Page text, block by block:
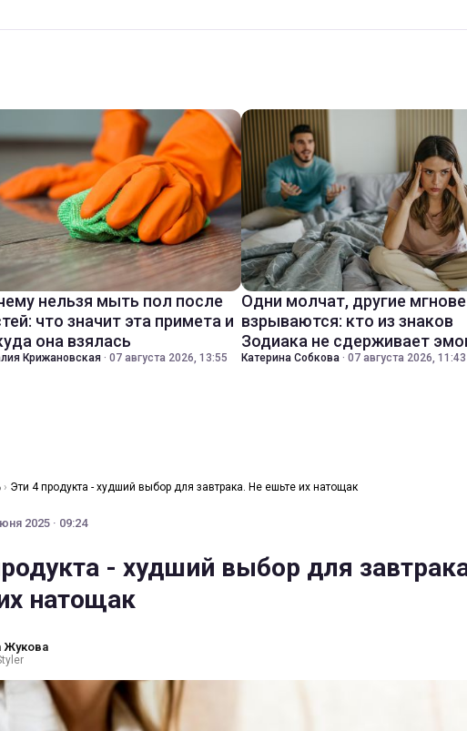
нельзя мыть пол после
что значит эта примета и
она взялась
Крижановская · 07 августа 2026, 13:55
Одни молчат, другие
взрываются: кто из знаков
Зодиака не сдерживает
Катерина Собкова · 07 августа 2026, 11:43
› Эти 4 продукта - худший выбор для завтрака. Не ешьте их натощак
2025 · 09:24
- худший выбор для
натощак